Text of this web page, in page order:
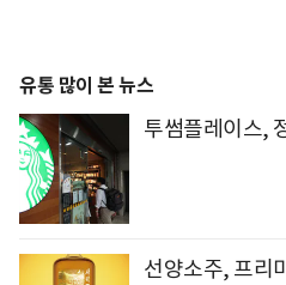
유통 많이 본 뉴스
투썸플레이스,
선양소주, 프리